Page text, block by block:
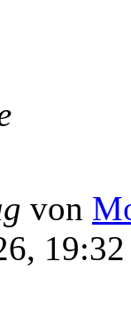
von
19:32